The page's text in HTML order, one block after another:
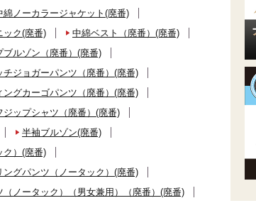
綿ノーカラージャケット(廃番)
ック(廃番)
中綿ベスト（廃番）(廃番)
ブルゾン（廃番）(廃番)
チジョガーパンツ（廃番）(廃番)
ングカーゴパンツ（廃番）(廃番)
ジップシャツ（廃番）(廃番)
半袖ブルゾン(廃番)
ク）(廃番)
ングパンツ（ノータック）(廃番)
（ノータック）（男女兼用）（廃番）(廃番)